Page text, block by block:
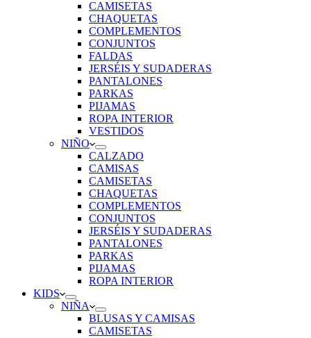
CAMISETAS
CHAQUETAS
COMPLEMENTOS
CONJUNTOS
FALDAS
JERSÉIS Y SUDADERAS
PANTALONES
PARKAS
PIJAMAS
ROPA INTERIOR
VESTIDOS
NIÑO
CALZADO
CAMISAS
CAMISETAS
CHAQUETAS
COMPLEMENTOS
CONJUNTOS
JERSÉIS Y SUDADERAS
PANTALONES
PARKAS
PIJAMAS
ROPA INTERIOR
KIDS
NIÑA
BLUSAS Y CAMISAS
CAMISETAS